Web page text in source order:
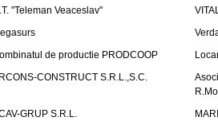
"Teleman Veaceslav"
de productie PRODCOOP
CONSTRUCT S.R.L.,S.C.
GRUP S.R.L.